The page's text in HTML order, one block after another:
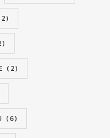
(2)
(6)